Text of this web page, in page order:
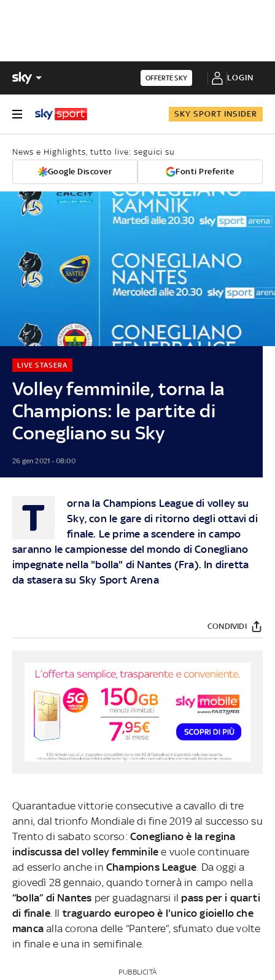
OFFERTE SKY LOGIN
SKY SPORT INSIDER
News e Highlights, tutto live: seguici su
Google Discover Fonti Preferite
Volley femminile, torna la
Champions: le partite di
Conegliano su Sky
LIVE STASERA
26 gen 2021 - 08:00
T
orna la Champions League di volley su
Sky, con le gare di ritorno degli ottavi di
finale. Le prime a scendere in campo
saranno le campionesse del mondo di Conegliano
impegnate nella "bolla" di Nantes (Fra). In diretta
da stasera su Sky Sport Arena
CONDIVIDI
Quarantadue vittorie consecutive a cavallo di tre
anni, dal trionfo Mondiale di fine 2019 al successo su
Trento di sabato scorso: Conegliano è la regina
indiscussa del volley femminile e vuole continuare
ad esserlo anche in Champions League. Da oggi a
giovedì 28 gennaio, quando tornerà in campo nella
“bolla” di Nantes per guadagnarsi il pass per i quarti
di finale. Il traguardo europeo è l'unico gioiello che
mancaalla corona delle “Pantere”, sfumato due volte
in finale e una in semifinale.
PUBBLICITÀ